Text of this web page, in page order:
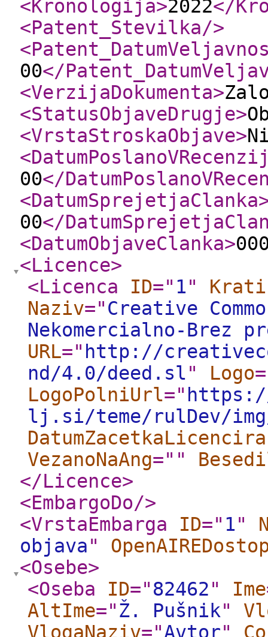
<Kronologija>2022</
<Patent_Stevilka/>
00</
<VerzijaDokumenta>
<StatusObjaveDrugje>
<VrstaStroskaObjave>
00</
<DatumSprejetjaClanka
00</
<DatumObjaveClanka>
<Licence>
<Licenca
ID=" 1"
Naziv="Creative
Nekomercialno-Brez
URL=" http://
nd/4.0/deed.sl" Logo
LogoPolniUrl="
lj.si/teme/rulDev/
VezanoNaAng=" "
</Licence>
<EmbargoDo/>
<VrstaEmbarga
ID=" 1"
objava"
<Osebe>
<Oseba
ID="82462" Ime
AltIme="Ž. Pušnik"
VlogaNaziv="Avtor"